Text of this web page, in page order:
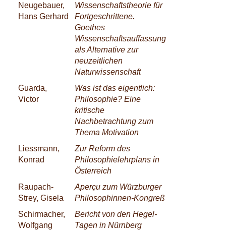
Neugebauer,
Hans Gerhard
Wissenschaftstheorie für
Fortgeschrittene.
Goethes
Wissenschaftsauffassung
als Alternative zur
neuzeitlichen
Naturwissenschaft
Guarda,
Victor
Was ist das eigentlich:
Philosophie? Eine
kritische
Nachbetrachtung zum
Thema Motivation
Liessmann,
Konrad
Zur Reform des
Philosophielehrplans in
Österreich
Raupach-
Strey, Gisela
Aperçu zum Würzburger
Philosophinnen-Kongreß
Schirmacher,
Wolfgang
Bericht von den Hegel-
Tagen in Nürnberg